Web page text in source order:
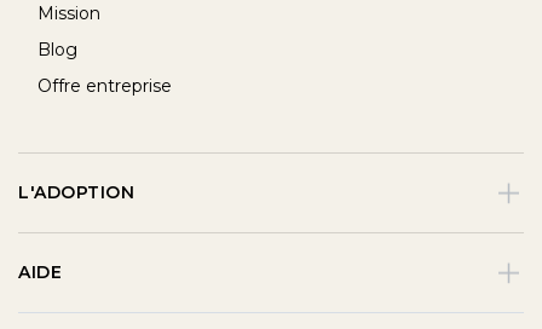
Mission
Blog
Offre entreprise
L'ADOPTION
AIDE